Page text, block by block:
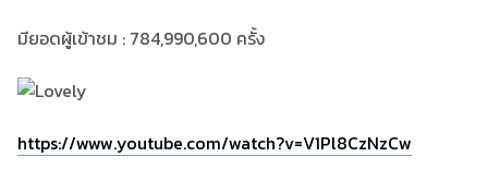
มียอดผู้เข้าชม : 784,990,600 ครั้ง
https://www.youtube.com/watch?v=V1Pl8CzNzCw